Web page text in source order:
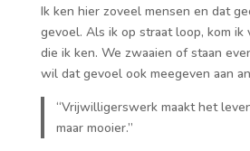
Ik ken hier zoveel mensen en dat
gevoel. Als ik op straat loop, kom ik
die ik ken. We zwaaien of staan
wil dat gevoel ook meegeven aan
“Vrijwilligerswerk maakt het
maar mooier.”